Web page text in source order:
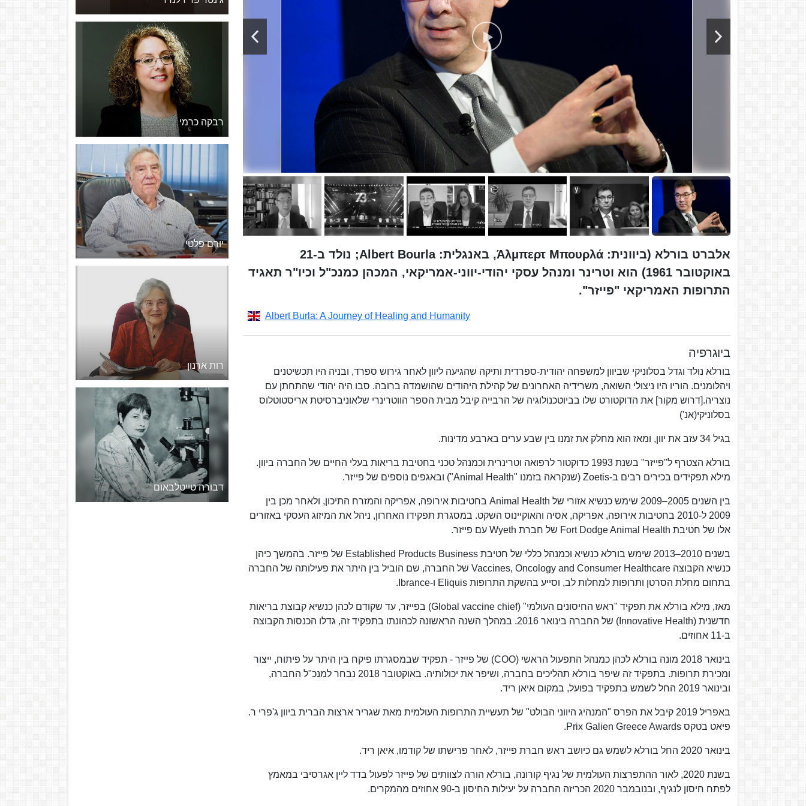
אלברט בורלא (ביוונית: Άλμπερτ Μπουρλά, באנגלית: Albert Bourla; נולד ב-21
באוקטובר 1961) הוא וטרינר ומנהל עסקי יהודי-יווני-אמריקאי, המכהן כמנכ"ל וכיו"ר תאגיד
התרופות האמריקאי "פייזר".
Albert Burla: A Journey of Healing and Humanity
ביוגרפיה
בורלא נולד וגדל בסלוניקי שביוון למשפחה יהודית-ספרדית ותיקה שהגיעה ליוון לאחר גירוש ספרד, ובניה היו תכשיטנים
ויהלומנים. הוריו היו ניצולי השואה, משרידיה האחרונים של קהילת היהודים שהושמדה ברובה. סבו היה יהודי שהתחתן עם
נוצריה.[דרוש מקור] את הדוקטורט שלו בביוטכנולוגיה של הרבייה קיבל מבית הספר הווטרינרי שלאוניברסיטת אריסטוטלוס
בסלוניקי(אנ')
בגיל 34 עזב את יוון, ומאז הוא מחלק את זמנו בין שבע ערים בארבע מדינות.
בורלא הצטרף ל"פייזר" בשנת 1993 כדוקטור לרפואה וטרינרית וכמנהל טכני בחטיבת בריאות בעלי החיים של החברה ביוון.
מילא תפקידים בכירים רבים ב-Zoetis (שנקראה בזמנו "Animal Health") ובאגפים נוספים של פייזר.
בין השנים 2005–2009 שימש כנשיא אזורי של Animal Health בחטיבות אירופה, אפריקה והמזרח התיכון, ולאחר מכן בין
2009 ל-2010 בחטיבות אירופה, אפריקה, אסיה והאוקיינוס השקט. במסגרת תפקידו האחרון, ניהל את המיזוג העסקי באזורים
אלו של חטיבת Fort Dodge Animal Health של חברת Wyeth עם פייזר.
בשנים 2010–2013 שימש בורלא כנשיא וכמנהל כללי של חטיבת Established Products Business של פייזר. בהמשך כיהן
כנשיא הקבוצה Vaccines, Oncology and Consumer Healthcare של החברה, שם הוביל בין היתר את פעילותה של החברה
בתחום מחלת הסרטן ותרופות למחלות לב, וסייע בהשקת התרופות Eliquis ו-Ibrance.
מאז, מילא בורלא את תפקיד "ראש החיסונים העולמי" (Global vaccine chief) בפייזר, עד שקודם לכהן כנשיא קבוצת בריאות
חדשנית (Innovative Health) של החברה בינואר 2016. במהלך השנה הראשונה לכהונתו בתפקיד זה, גדלו הכנסות הקבוצה
ב-11 אחוזים.
בינואר 2018 מונה בורלא לכהן כמנהל התפעול הראשי (COO) של פייזר - תפקיד שבמסגרתו פיקח בין היתר על פיתוח, ייצור
ומכירת תרופות. בתפקיד זה שיפר בורלא תהליכים בחברה, ושיפר את יכולותיה. באוקטובר 2018 נבחר למנכ"ל החברה,
ובינואר 2019 החל לשמש בתפקיד בפועל, במקום איאן ריד.
באפריל 2019 קיבל את הפרס "המנהיג היווני הבולט" של תעשיית התרופות העולמית מאת שגריר ארצות הברית ביוון ג'פרי ר.
פיאט בטקס Prix Galien Greece Awards.
בינואר 2020 החל בורלא לשמש גם כיושב ראש חברת פייזר, לאחר פרישתו של קודמו, איאן ריד.
בשנת 2020, לאור ההתפרצות העולמית של נגיף קורונה, בורלא הורה לצוותים של פייזר לפעול בדד ליין אגרסיבי במאמץ
לפתח חיסון לנגיף, ובנובמבר 2020 הכריזה החברה על יעילות החיסון ב-90 אחוזים מהמקרים.
רבקה כרמי
יורם פלטי
רות ארנון
דבורה טייטלבאום